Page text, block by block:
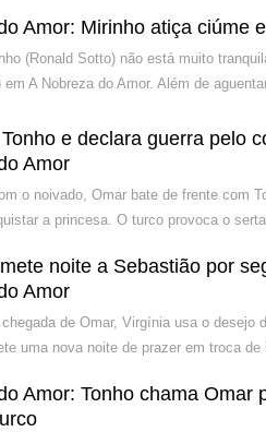
Amor: Mirinho atiça ciúme
(Ronald Sotto) não está muito
em A Nobreza do Amor. Além de
e declara guerra pelo
Amor
o noivado, Omar bate de frente com
a princesa. O turco provoca o
noite a Sebastião por
Amor
de Omar, Virgínia usa o desejo
uma nova noite de prazer em troca
Amor: Tonho chama Omar